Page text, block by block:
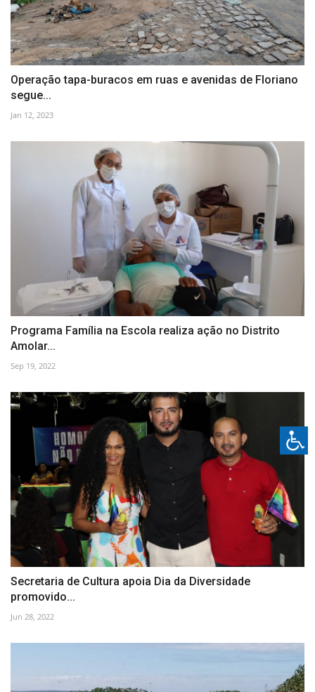
Operação tapa-buracos em ruas e avenidas de Floriano
segue...
Jan 12, 2023
Programa Família na Escola realiza ação no Distrito
Amolar...
Sep 19, 2022
Secretaria de Cultura apoia Dia da Diversidade
promovido...
Jun 28, 2022